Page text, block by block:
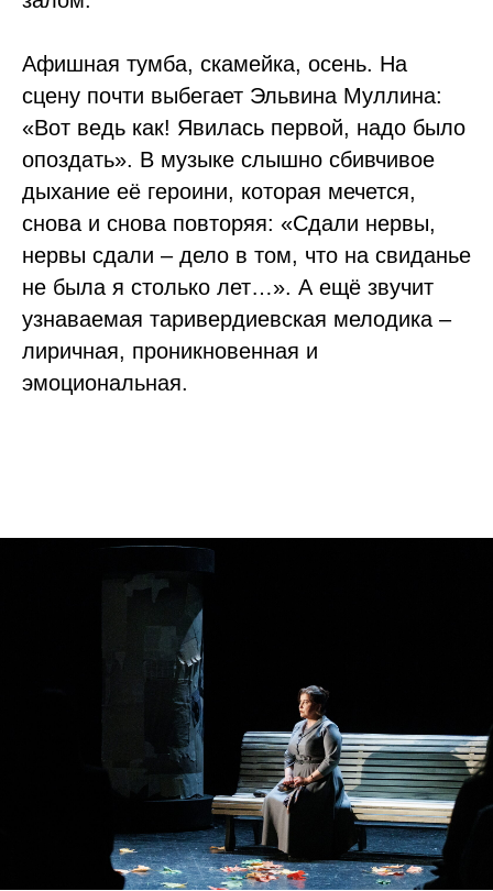
Афишная тумба, скамейка, осень. На
сцену почти выбегает Эльвина Муллина:
«Вот ведь как! Явилась первой, надо было
опоздать». В музыке слышно сбивчивое
дыхание её героини, которая мечется,
снова и снова повторяя: «Сдали нервы,
нервы сдали – дело в том, что на свиданье
не была я столько лет…». А ещё звучит
узнаваемая таривердиевская мелодика –
лиричная, проникновенная и
эмоциональная.